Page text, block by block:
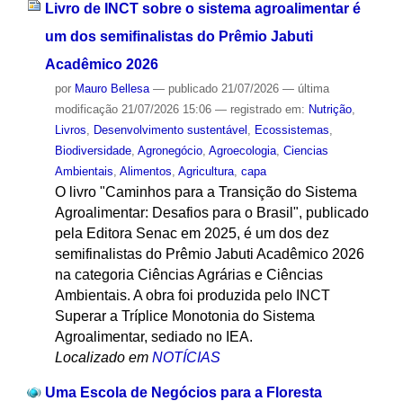
Livro de INCT sobre o sistema agroalimentar é
um dos semifinalistas do Prêmio Jabuti
Acadêmico 2026
por Mauro Bellesa — publicado21/07/2026 — última
modificação21/07/2026 15:06 — registrado em: Nutrição,
Livros, Desenvolvimento sustentável , Ecossistemas,
Biodiversidade, Agronegócio, Agroecologia, Ciencias
Ambientais, Alimentos, Agricultura, capa
O livro "Caminhos para a Transição do Sistema
Agroalimentar: Desafios para o Brasil", publicado
pela Editora Senac em 2025, é um dos dez
semifinalistas do Prêmio Jabuti Acadêmico 2026
na categoria Ciências Agrárias e Ciências
Ambientais. A obra foi produzida pelo INCT
Superar a Tríplice Monotonia do Sistema
Agroalimentar, sediado no IEA.
Localizado em NOTÍCIAS
Uma Escola de Negócios para a Floresta